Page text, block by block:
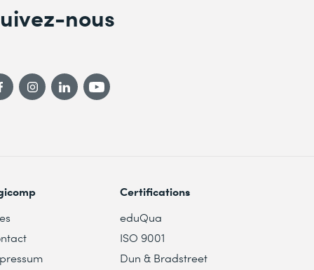
nous
Certifications
eduQua
ISO 9001
Dun & Bradstreet